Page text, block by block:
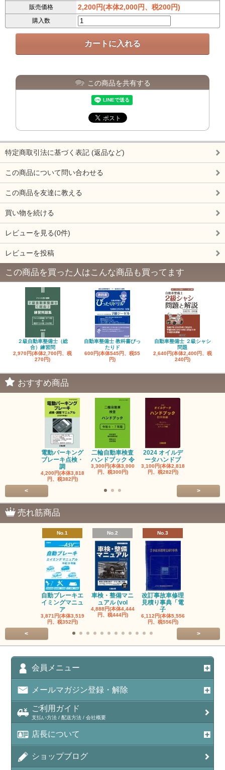
販売価格 2,200円(本体2,000円、税200円)
購入数
この商品を共有する
特定商取引法に基づく表記 (返品など)
この商品について問い合わせる
この商品を友達に教える
買い物を続ける
レビューを見る(0件)
レビューを投稿
この商品を買った人はこんな商品も買ってます
２級自動車整備士（総
合）練習問
2,970円(本体2,700円、税
270円)
自動車整備士 教科書ぴっ
たりド
600円(本体545円、税55
円)
自動車整備士 ２級シャシ
問題
2,640円(本体2,400円、税
240円)
おすすめ商品
電動パーキング
ブレーキ点検・
調
4,200円(本体3,818
円、税382円)
二輪自動車検査
ハンドブック 令
3,300円(本体3,000
円、税300円)
2024 オイルデ
ータハンドブ
3,100円(本体2,818
円、税282円)
< >
売れ筋商品
No.1
自動ブレーキエ
イミングマニュ
ア
3,871円(本体3,519
円、税352円)
No.2
車検・整備マニ
ュアル (vol
4,888円(本体4,444
円、税444円)
No.3
改訂事故車修理
見積り事典「電
子
6,112円(本体5,556
円、税556円)
< >
会員メニュー
メールマガジン登録・解除
ご利用ガイド
支払い方法 / 配送方法 / 会社概要
店長について
ショップブログ